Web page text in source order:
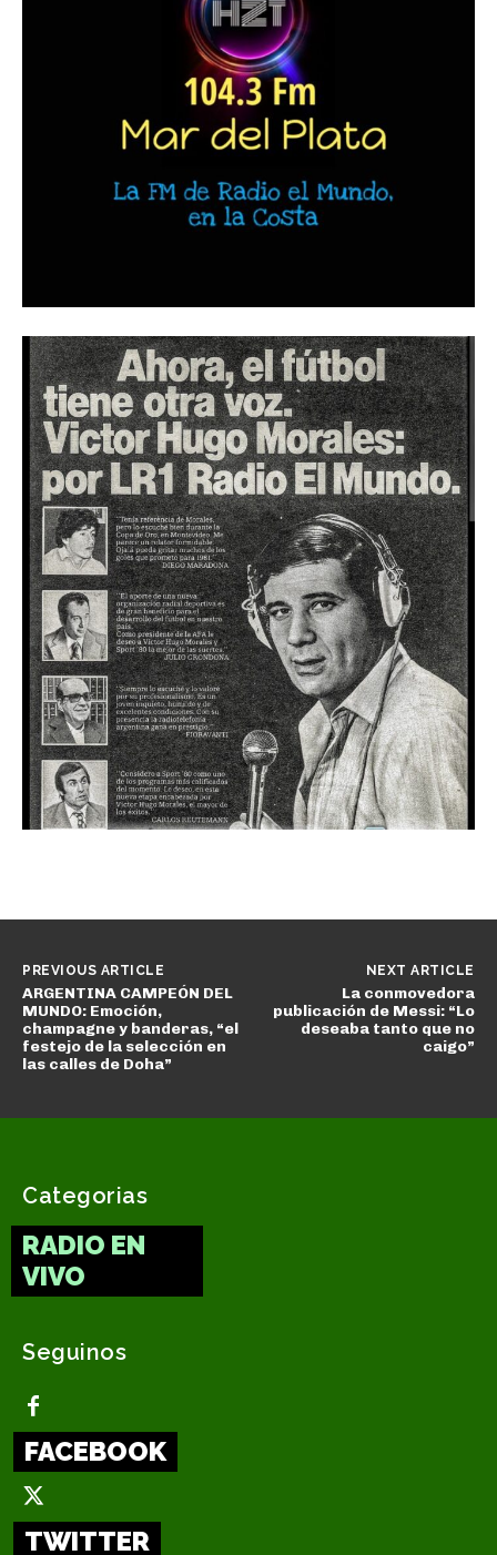
PREVIOUS ARTICLE
ARGENTINA CAMPEÓN DEL
MUNDO: Emoción,
champagne y banderas, “el
festejo de la selección en
las calles de Doha”
NEXT ARTICLE
La conmovedora
publicación de Messi: “Lo
deseaba tanto que no
caigo”
Categorias
RADIO EN
VIVO
Seguinos
FACEBOOK
TWITTER